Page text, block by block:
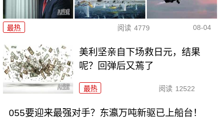
最热 阅读 4779 08-04
美利坚亲自下场救日元，结果
呢？回弹后又蔫了
最热 阅读 12522
055要迎来最强对手？东瀛万吨新驱已上船台！